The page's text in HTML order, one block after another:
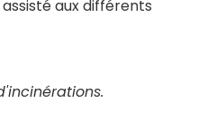
aux différents